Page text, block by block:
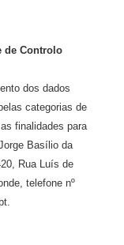
de Controlo
dos dados
categorias de
finalidades para
Basílio da
Rua Luís de
telefone nº